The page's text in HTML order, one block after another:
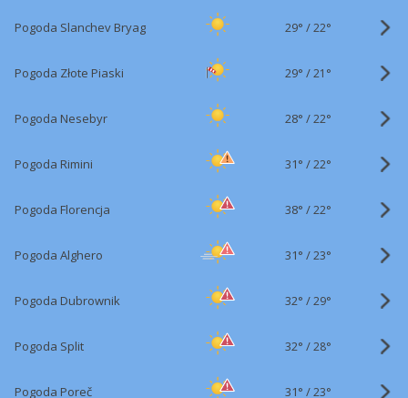
Pogoda Slanchev Bryag 29° /22°
Pogoda Złote Piaski 29° /21°
Pogoda Nesebyr 28° /22°
Pogoda Rimini 31° /22°
Pogoda Florencja 38° /22°
Pogoda Alghero 31° /23°
Pogoda Dubrownik 32° /29°
Pogoda Split 32° /28°
Pogoda Poreč 31° /23°